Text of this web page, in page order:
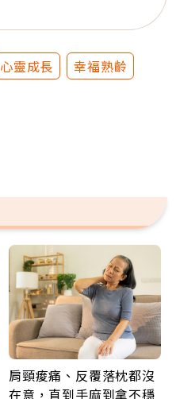
心靈成長 幸福熟齡
肩頸痠痛、反覆落枕都沒
在意，直到手麻到拿不穩